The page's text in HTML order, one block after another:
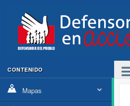
CONTENIDO
Mapas